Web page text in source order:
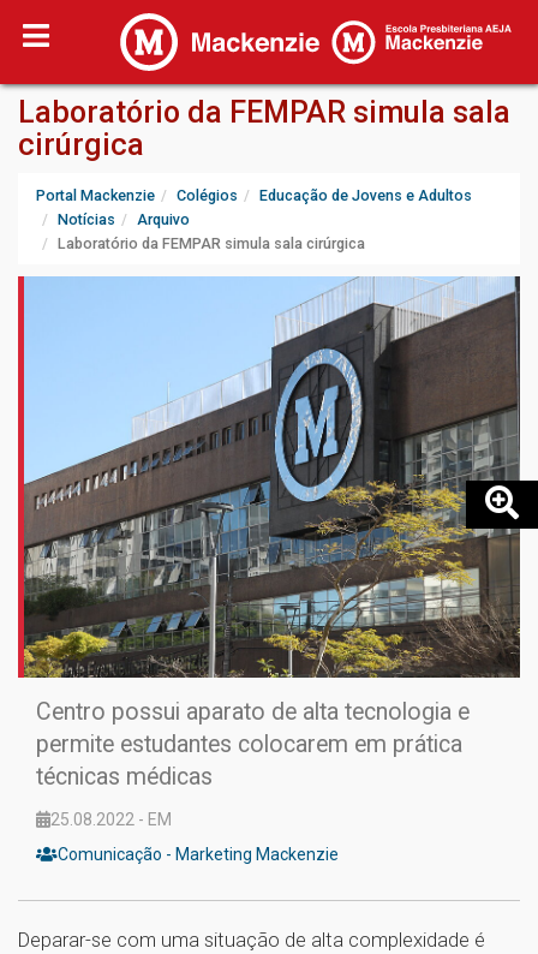
Laboratório da FEMPAR simula sala
cirúrgica
Portal Mackenzie Colégios
Educação de Jovens e Adultos
Notícias
Arquivo
Laboratório da FEMPAR simula sala cirúrgica
Centro possui aparato de alta tecnologia e
permite estudantes colocarem em prática
técnicas médicas
25.08.2022 - EM
Comunicação - Marketing Mackenzie
Deparar-se com uma situação de alta complexidade é